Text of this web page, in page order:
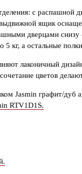
с распашной
ящик
дверцами снизу
5 кг, а остальные
лаконичный
цветов
Jasmin графит/дуб
RTV1D1S.